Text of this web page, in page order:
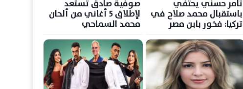
تامر حسني يحتفي
باستقبال محمد صلاح في
تركيا: فخور بابن مصر
صوفية صادق تستعد
لإطلاق 5 أغاني من ألحان
محمد السماحي